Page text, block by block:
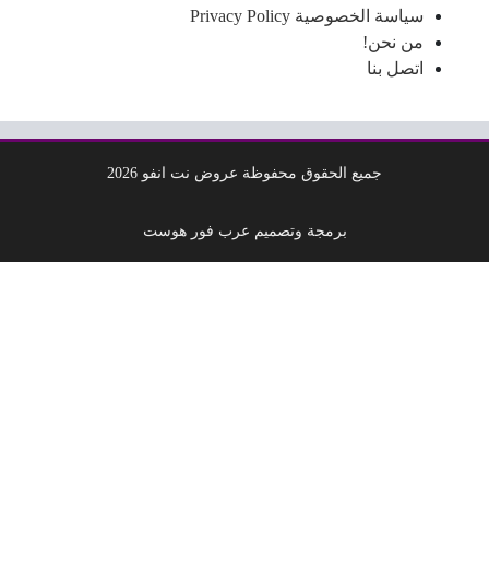
سياسة الخصوصية Privacy Policy
من نحن!
اتصل بنا
جميع الحقوق محفوظة عروض نت انفو 2026
برمجة وتصميم عرب فور هوست